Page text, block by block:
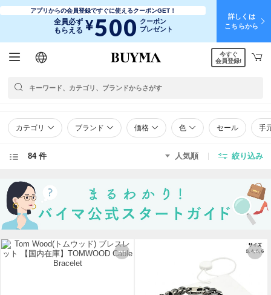
アプリからの会員登録ですぐに使えるクーポンGET！
全員必ず
もらえる ¥500 クーポン
プレゼント
詳しくは
こちらから
日本語
English
简体中文
繁體中文
今すぐ
会員登録!
カテゴリ ブランド 価格 色 セール 手
84 件 人気順 絞り込み